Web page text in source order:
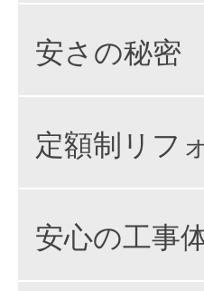
安さの秘密
定額制リフ
安心の工事